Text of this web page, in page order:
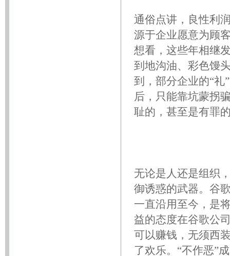
通俗点讲，良性利
源于企业愿意为顾
想看，这些年相继
到地沟油、彩色馒
到，部分企业的“礼
后，只能靠坑蒙拐
耻的，甚至是有罪
无论是人还是组织
御诱惑的武器。谷
一直沿用至今，是
益的态度在谷歌公
可以赚钱，无须西
了欢乐。“不作恶”